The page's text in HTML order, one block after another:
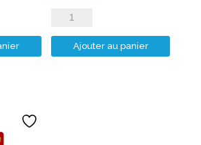
quantité
de
CA_045HY
Ajouter au panier